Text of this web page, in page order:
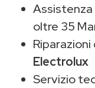
Assistenza
oltre 35
Riparazioni
Electrolux
Servizio